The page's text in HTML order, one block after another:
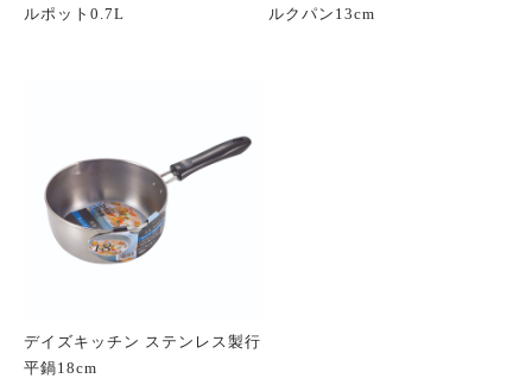
ルポット0.7L
ルクパン13cm
デイズキッチン ステンレス製行
平鍋18cm